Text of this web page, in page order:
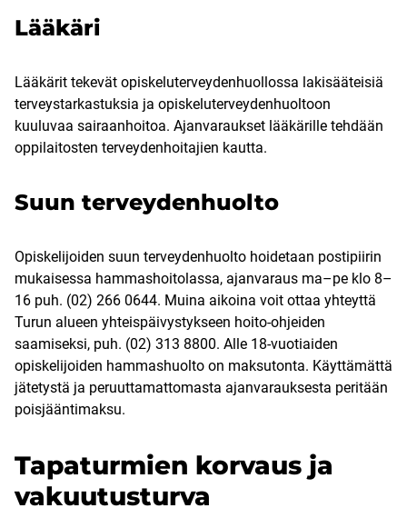
Lääkäri
Lääkärit tekevät opiskeluterveydenhuollossa lakisääteisiä
terveystarkastuksia ja opiskeluterveydenhuoltoon
kuuluvaa sairaanhoitoa. Ajanvaraukset lääkärille tehdään
oppilaitosten terveydenhoitajien kautta.
Suun terveydenhuolto
Opiskelijoiden suun terveydenhuolto hoidetaan postipiirin
mukaisessa hammashoitolassa, ajanvaraus ma–pe klo 8–
16 puh. (02) 266 0644. Muina aikoina voit ottaa yhteyttä
Turun alueen yhteispäivystykseen hoito-ohjeiden
saamiseksi, puh. (02) 313 8800. Alle 18-vuotiaiden
opiskelijoiden hammashuolto on maksutonta. Käyttämättä
jätetystä ja peruuttamattomasta ajanvarauksesta peritään
poisjääntimaksu.
Tapaturmien korvaus ja
vakuutusturva